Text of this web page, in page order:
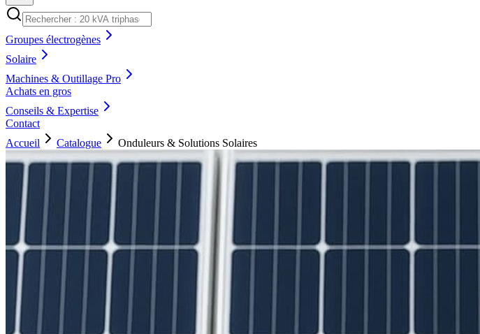
Groupes électrogènes
Solaire
Machines & Outillage Pro
Achats en gros
Conseils & Expertise
Contact
Accueil
Catalogue Onduleurs & Solutions Solaires